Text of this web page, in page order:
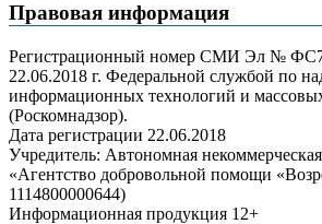
Правовая информация
Регистрационный номер СМИ Эл №
22.06.2018 г. Федеральной службой по
информационных технологий и
(Роскомнадзор).
Дата регистрации 22.06.2018
Учредитель: Автономная
«Агентство добровольной помощи
1114800000644)
Информационная продукция 12+